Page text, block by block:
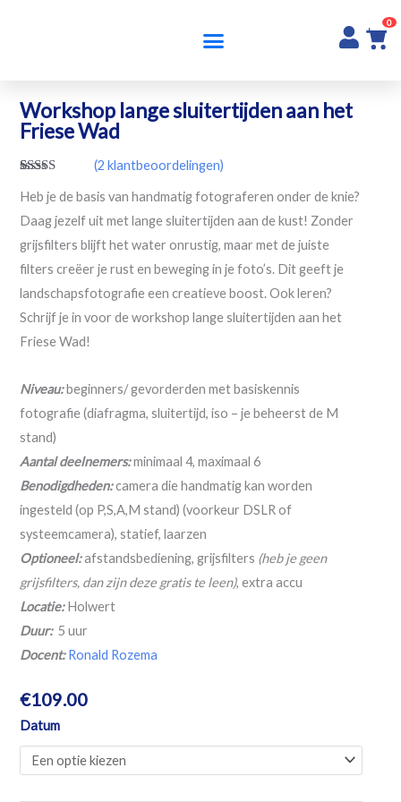
0
Workshop lange sluitertijden aan het
Friese Wad
5.00 op 5
op
(2 klantbeoordelingen)
Heb je de basis van handmatig fotograferen onder de knie?
Daag jezelf uit met lange sluitertijden aan de kust! Zonder
grijsfilters blijft het water onrustig, maar met de juiste
filters creëer je rust en beweging in je foto’s. Dit geeft je
landschapsfotografie een creatieve boost. Ook leren?
Schrijf je in voor de workshop lange sluitertijden aan het
Friese Wad!
Niveau:beginners/ gevorderden met basiskennis
fotografie (diafragma, sluitertijd, iso – je beheerst de M
stand)
Aantal deelnemers:minimaal 4, maximaal 6
Benodigdheden:camera die handmatig kan worden
ingesteld (op P,S,A,M stand) (voorkeur DSLR of
systeemcamera), statief, laarzen
Optioneel:afstandsbediening, grijsfilters (heb je geen
grijsfilters, dan zijn deze gratis te leen), extra accu
Locatie:Holwert
Duur: 5 uur
Docent:Ronald Rozema
€109.00
Datum
Workshop
lange
sluitertijden